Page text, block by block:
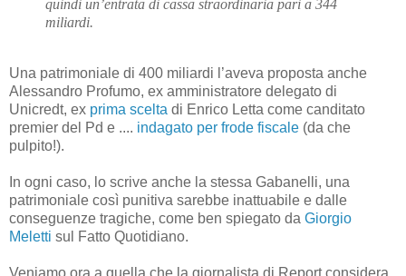
quindi un’entrata di cassa straordinaria pari a 344
miliardi.
Una patrimoniale di 400 miliardi l’aveva proposta anche
Alessandro Profumo, ex amministratore delegato di
Unicredt, ex prima scelta di Enrico Letta come canditato
premier del Pd e .... indagato per frode fiscale (da che
pulpito!).
In ogni caso, lo scrive anche la stessa Gabanelli, una
patrimoniale così punitiva sarebbe inattuabile e dalle
conseguenze tragiche, come ben spiegato da Giorgio
Meletti sul Fatto Quotidiano.
Veniamo ora a quella che la giornalista di Report considera